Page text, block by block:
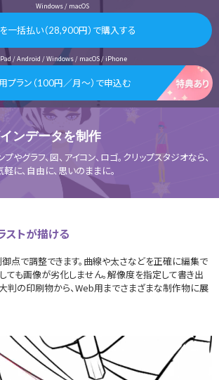
Windows / macOS
一括払い（28,900円）で購入する
/ Android / Windows / macOS / iPhone
プラン（100円／月～）で申込む
ンデータを制作
やグラフ、図、アイコン、ロゴ。クリップスタジオなら、
に、自由に、思いのままに。
ストが描ける
御点で調整できます。曲線や太さなどを正確に編集で
ても画像が劣化しません。解像度を指定して書き出
判の印刷物から、Web用までさまざまな制作物に展